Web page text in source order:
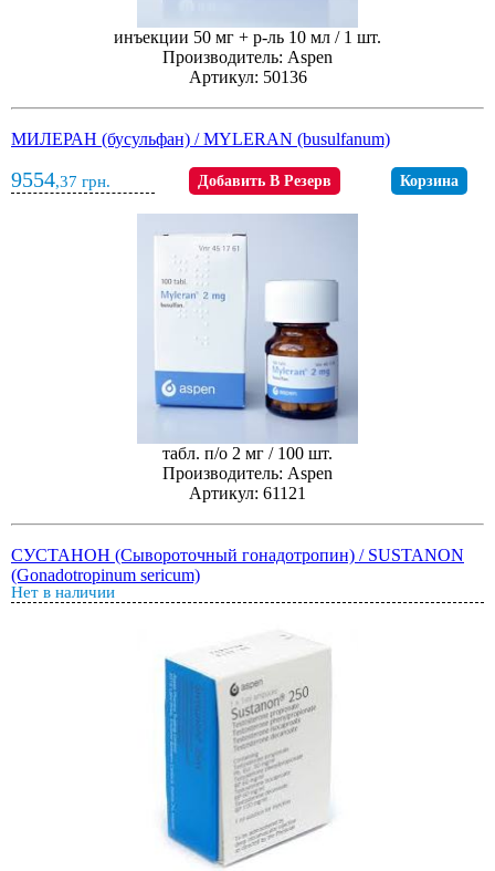
инъекции 50 мг + р-ль 10 мл / 1 шт.
Производитель: Aspen
Артикул: 50136
МИЛЕРАН (бусульфан) / MYLERAN (busulfanum)
9554,37 грн. Добавить В Резерв Корзина
табл. п/о 2 мг / 100 шт.
Производитель: Aspen
Артикул: 61121
СУСТАНОН (Сывороточный гонадотропин) / SUSTANON
(Gonadotropinum sericum)
Нет в наличии